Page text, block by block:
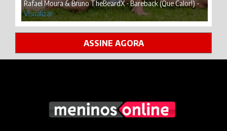
Rafael Moura & Bruno TheBeardX - Bareback (Que Calor!) -
Visualizar
ASSINE AGORA